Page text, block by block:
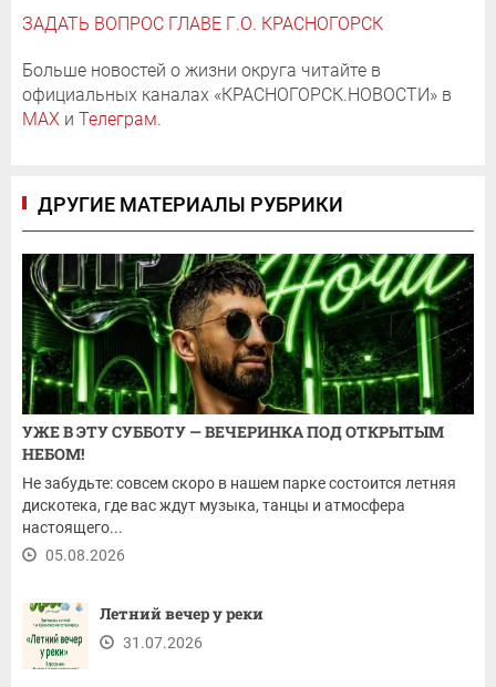
ЗАДАТЬ ВОПРОС ГЛАВЕ Г.О. КРАСНОГОРСК
Больше новостей о жизни округа читайте в
официальных каналах «КРАСНОГОРСК.НОВОСТИ» в
MAX и Телеграм.
ДРУГИЕ МАТЕРИАЛЫ РУБРИКИ
УЖЕ В ЭТУ СУББОТУ — ВЕЧЕРИНКА ПОД ОТКРЫТЫМ
НЕБОМ!
Не забудьте: совсем скоро в нашем парке состоится летняя
дискотека, где вас ждут музыка, танцы и атмосфера
настоящего...
05.08.2026
Летний вечер у реки
31.07.2026